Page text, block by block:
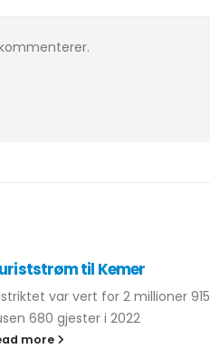
til Kemer
var vert for 2 millioner 915
680 gjester i 2022
more